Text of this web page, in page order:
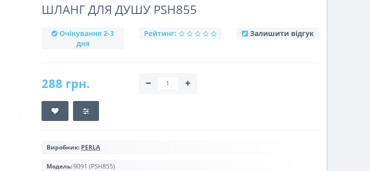
ШЛАНГ ДЛЯ ДУШУ PSH855
Очікування 2-3
дня
Рейтинг: Залишити відгук
288 грн.
Виробник: PERLA
Модель:9091 (PSH855)